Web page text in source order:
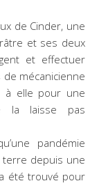
de Cinder, une
et ses deux
et effectuer
mécanicienne
à elle pour une
la laisse pas
pandémie
depuis une
été trouvé pour